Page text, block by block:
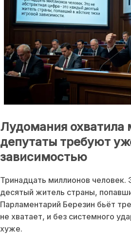
Лудомания охватила
депутаты требуют
зависимостью
Тринадцать миллионов
десятый житель страны,
Парламентарий Березин бьёт
не хватает, и без системного
хуже.